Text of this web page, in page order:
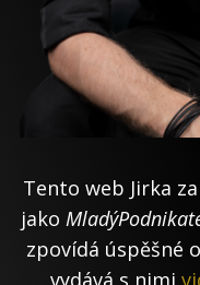
Tento web Jirka
jako
zpovídá úspěšné
vydává s nimi